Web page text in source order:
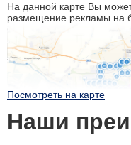
На данной карте Вы
размещение рекламы на
Посмотреть на карте
Наши